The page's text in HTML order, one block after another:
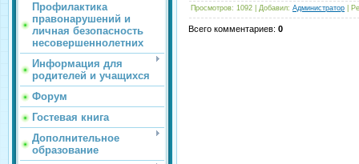
Профилактика
правонарушений и
личная безопасность
несовершеннолетних
Информация для
родителей и учащихся
Форум
Гостевая книга
Дополнительное
образование
Просмотров: 1092 Добавил: Администратор
Всего комментариев: 0